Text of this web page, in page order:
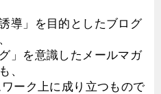
導」を目的としたブログ
」を意識したメールマガ
、
ーク上に成り立つもので